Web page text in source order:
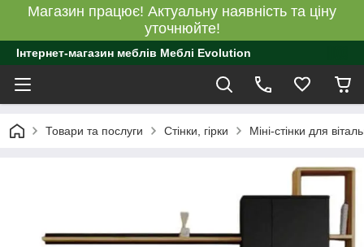
Магазин працює! Актуальну наявність та ціну
уточнюйте!
Інтернет-магазин меблів Меблі Evolution
Товари та послуги Стінки, гірки Міні-стінки для